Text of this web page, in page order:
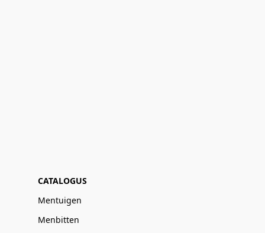
CATALOGUS
Mentuigen
Menbitten